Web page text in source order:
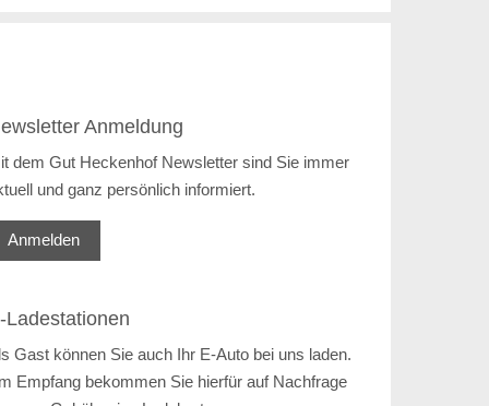
Anmeldung
dem Gut Heckenhof Newsletter sind Sie immer
und ganz persönlich informiert.
Anmelden
Ladestationen
Gast können Sie auch Ihr E-Auto bei uns laden.
Empfang bekommen Sie hierfür auf Nachfrage